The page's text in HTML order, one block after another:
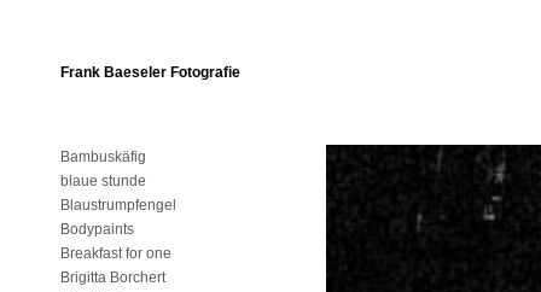
Frank Baeseler Fotografie
Bambuskäfig
blaue stunde
Blaustrumpfengel
Bodypaints
Breakfast for one
Brigitta Borchert